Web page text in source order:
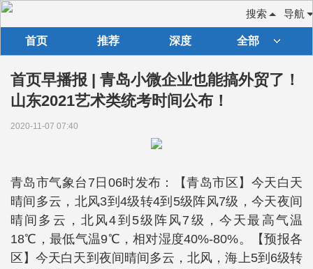
导航
搜索
首页 推荐 深度 全部
首页早播报 | 青岛小微企业也能搞外贸了！
山东2021艺术类统考时间公布！
2020-11-07 07:40
青岛市气象台7日06时发布：【青岛市区】今天白天
晴间多云，北风3到4级转4到5级阵风7级，今天夜间
晴间多云，北风4到5级阵风7级，今天最高气温
18℃，最低气温9℃，相对湿度40%-80%。【预报各
区】今天白天到夜间晴间多云，北风，海上5到6级转